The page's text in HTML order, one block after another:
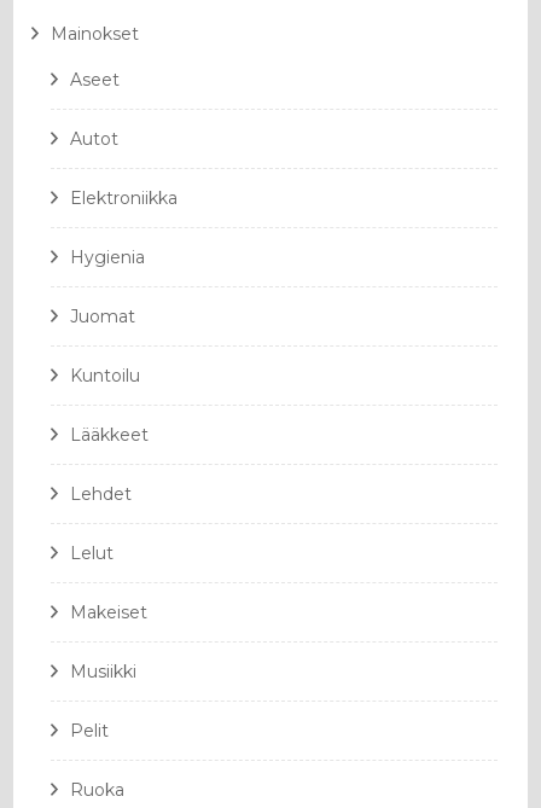
Mainokset
Aseet
Autot
Elektroniikka
Hygienia
Juomat
Kuntoilu
Lääkkeet
Lehdet
Lelut
Makeiset
Musiikki
Pelit
Ruoka